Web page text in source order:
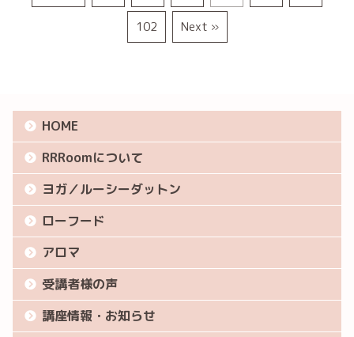
102 Next »
HOME
RRRoomについて
ヨガ／ルーシーダットン
ローフード
アロマ
受講者様の声
講座情報・お知らせ